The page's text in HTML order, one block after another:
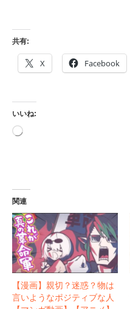
共有:
X Facebook
いいね:
読
み
関連
【漫画】親切？迷惑？物は
言いようなポジティブな人